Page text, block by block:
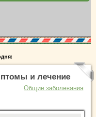
и лечение
Общие заболевания